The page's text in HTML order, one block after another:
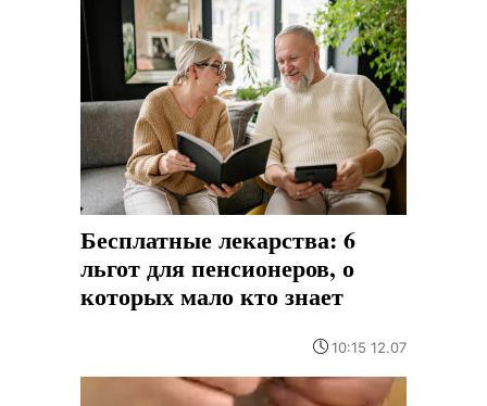
Бесплатные лекарства: 6
льгот для пенсионеров, о
которых мало кто знает
10:15 12.07